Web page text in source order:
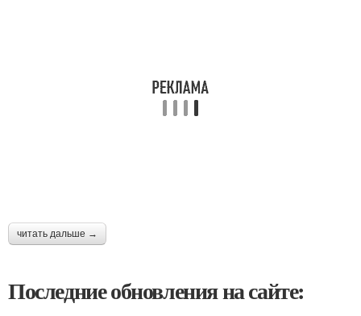
читать дальше →
Последние обновления на сайте: